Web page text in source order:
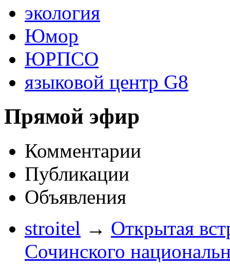
экология
Юмор
ЮРПСО
языковой центр G8
Прямой эфир
Комментарии
Публикации
Объявления
stroitel → Открытая
Сочинского